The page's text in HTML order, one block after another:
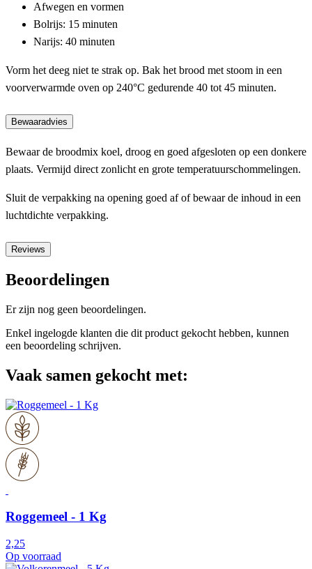
Afwegen en vormen
Bolrijs: 15 minuten
Narijs: 40 minuten
Vorm het deeg niet te strak op. Bak het brood met stoom in een
voorverwarmde oven op 240°C gedurende 40 tot 45 minuten.
Bewaaradvies
Bewaar de broodmix koel, droog en goed afgesloten op een donkere
plaats. Vermijd direct zonlicht en grote temperatuurschommelingen.
Sluit de verpakking na opening goed af of bewaar de inhoud in een
luchtdichte verpakking.
Reviews
Beoordelingen
Er zijn nog geen beoordelingen.
Enkel ingelogde klanten die dit product gekocht hebben, kunnen
een beoordeling schrijven.
Vaak samen gekocht met:
Roggemeel - 1 Kg
2,25
Op voorraad